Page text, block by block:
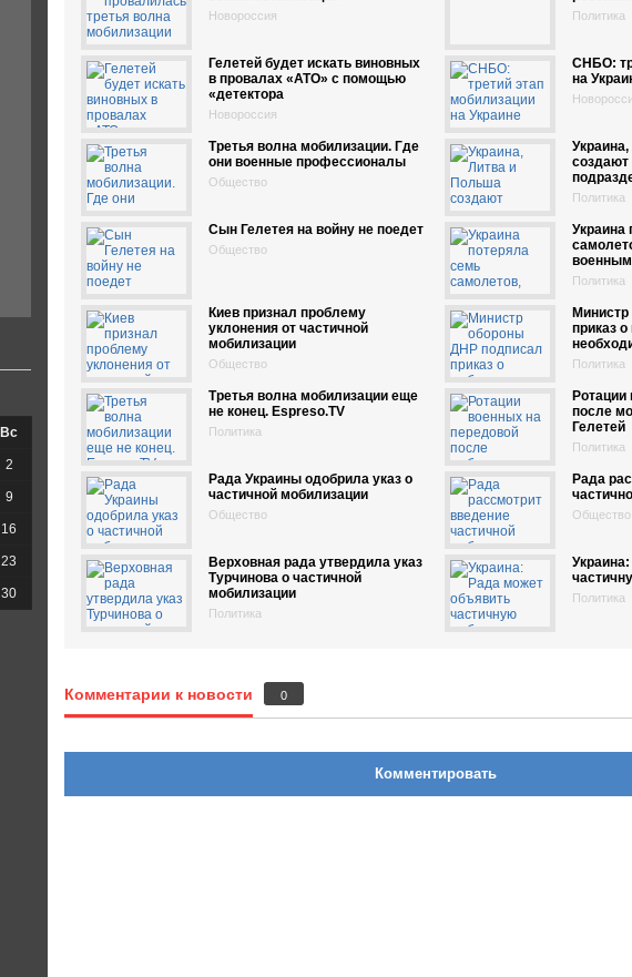
Новороссия Политика
Гелетей будет искать виновных
в провалах «АТО» с помощью
«детектора
Новороссия
СНБО:
на
Третья волна мобилизации. Где
они военные профессионалы
Общество
создают
Политика
Сын Гелетея на войну не поедет
Общество
Украина
военным
Политика
Киев признал проблему
уклонения от частичной
мобилизации
Общество
приказ
Политика
Третья волна мобилизации еще
не конец. Espreso.TV
Политика
после
Гелетей
Политика
Рада Украины одобрила указ о
частичной мобилизации
Общество
Рада
Общество
Верховная рада утвердила указ
Турчинова о частичной
мобилизации
Политика
Политика
Комментарии к новости 0
Комментировать
Вс
2
9
16
23
30